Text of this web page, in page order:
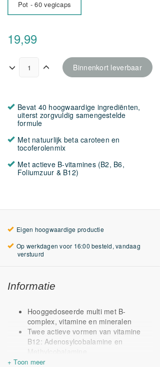
Pot - 60 vegicaps
19,99
Binnenkort leverbaar
Bevat 40 hoogwaardige ingrediënten,
uiterst zorgvuldig samengestelde
formule
Met natuurlijk beta caroteen en
tocoferolenmix
Met actieve B-vitamines (B2, B6,
Foliumzuur & B12)
Eigen hoogwaardige productie
Op werkdagen voor 16:00 besteld, vandaag
verstuurd
Informatie
Hooggedoseerde multi met B-
complex, vitamine en mineralen
Twee actieve vormen van vitamine
B12: Adenosylcobalamine en
Methylcobalamine
Onderscheidend door o.a. vegan D3